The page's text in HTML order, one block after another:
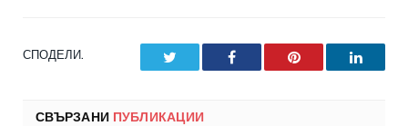
СПОДЕЛИ. Facebook Pinterest
СВЪРЗАНИ ПУБЛИКАЦИИ